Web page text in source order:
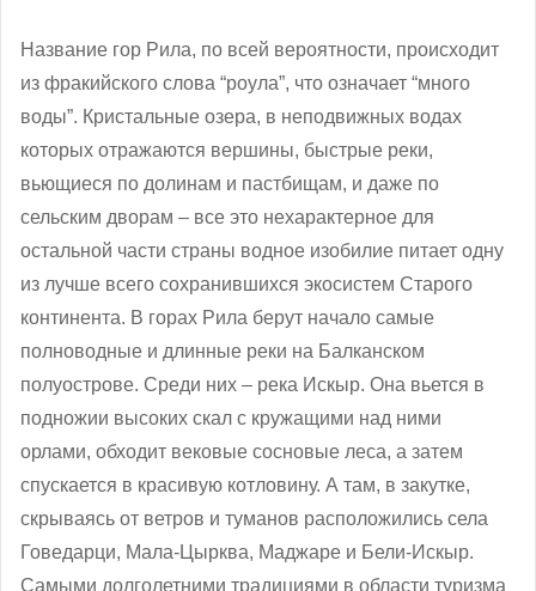
Название гор Рила, по всей вероятности, происходит
из фракийского слова “роула”, что означает “много
воды”. Кристальные озера, в неподвижных водах
которых отражаются вершины, быстрые реки,
вьющиеся по долинам и пастбищам, и даже по
сельским дворам – все это нехарактерное для
остальной части страны водное изобилие питает одну
из лучше всего сохранившихся экосистем Старого
континента. В горах Рила берут начало самые
полноводные и длинные реки на Балканском
полуострове. Среди них – река Искыр. Она вьется в
подножии высоких скал с кружащими над ними
орлами, обходит вековые сосновые леса, а затем
спускается в красивую котловину. А там, в закутке,
скрываясь от ветров и туманов расположились села
Говедарци, Мала-Цырква, Маджаре и Бели-Искыр.
Самыми долголетними традициями в области туризма